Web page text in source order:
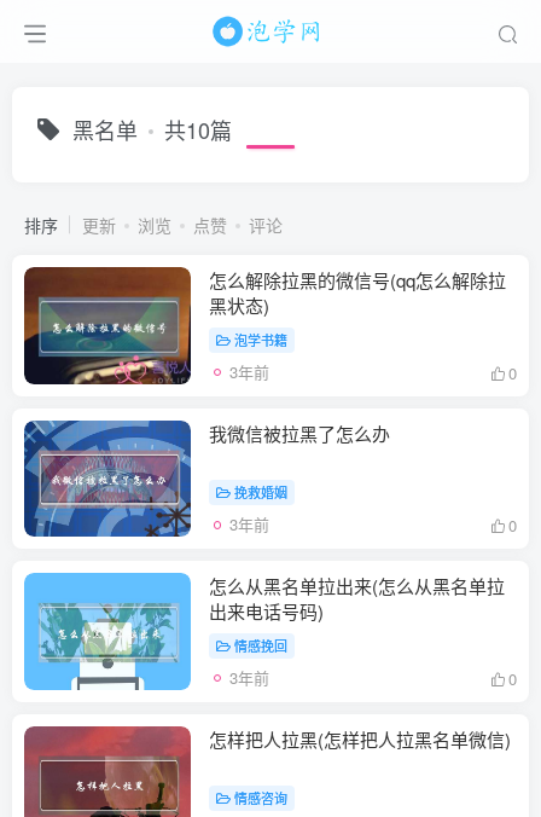
黑名单 共10篇
排序 更新 浏览 点赞 评论
怎么解除拉黑的微信号(qq怎么解除拉
黑状态)
泡学书籍
3年前 0
我微信被拉黑了怎么办
挽救婚姻
3年前 0
怎么从黑名单拉出来(怎么从黑名单拉
出来电话号码)
情感挽回
3年前 0
怎样把人拉黑(怎样把人拉黑名单微信)
情感咨询